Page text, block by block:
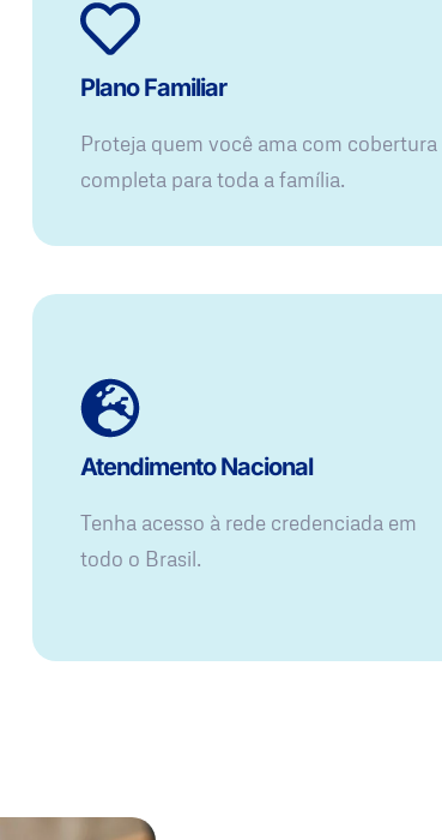
Plano Familiar
Proteja quem você ama com cobertura
completa para toda a família.
Atendimento Nacional
Tenha acesso à rede credenciada em
todo o Brasil.